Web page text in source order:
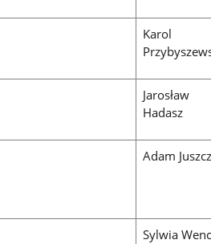
Karol
Jarosław
Hadasz
Adam
Sylwia